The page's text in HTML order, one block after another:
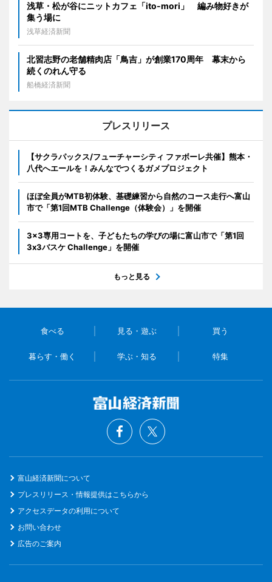
浅草・松が谷にニットカフェ「ito-mori」 編み物好きが
集う場に
浅草経済新聞
北習志野の老舗精肉店「鳥吉」が創業170周年 幕末から
続くのれん守る
船橋経済新聞
プレスリリース
【サクラパックス/フューチャーシティ ファボーレ共催】熊本・
八代へエールを！みんなでつくるガメプロジェクト
ほぼ全員がMTB初体験、基礎練習から自然のコース走行へ富山
市で「第1回MTB Challenge（体験会）」を開催
3x3専用コートを、子どもたちの学びの場に富山市で「第1回
3x3バスケ Challenge」を開催
もっと見る
食べる 見る・遊ぶ 買う
暮らす・働く 学ぶ・知る 特集
富山経済新聞について
プレスリリース・情報提供はこちらから
アクセスデータの利用について
お問い合わせ
広告のご案内